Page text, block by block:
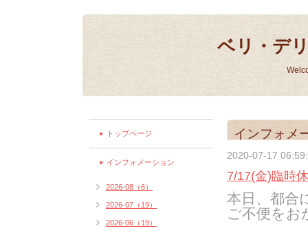
ベリ・デ
インフォメ
2020-07-17
7/17(金)臨時
本日、都合
ご不便をお
トップページ
インフォメーション
2026-08（6）
2026-07（19）
2026-06（19）